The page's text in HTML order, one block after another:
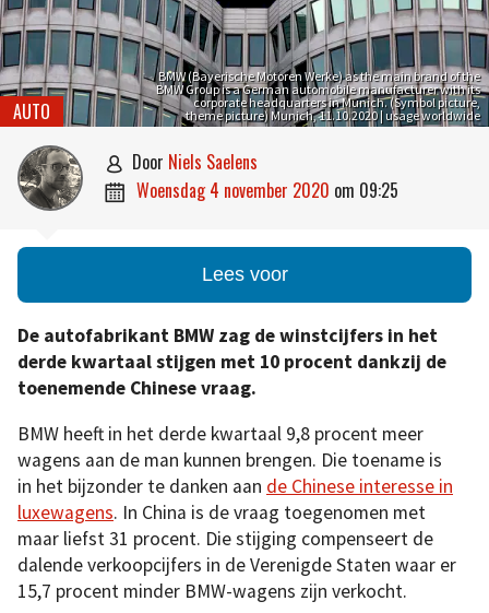
BMW (Bayerische Motoren Werke) as the main brand of the
BMW Group is a German automobile manufacturer with its
corporate headquarters in Munich. (Symbol picture,
theme picture) Munich, 11.10.2020 | usage worldwide
AUTO
 door Niels Saelens
 woensdag 4 november 2020 om 09:25
Lees voor
De autofabrikant BMW zag de winstcijfers in het
derde kwartaal stijgen met 10 procent dankzij de
toenemende Chinese vraag.
BMW heeft in het derde kwartaal 9,8 procent meer
wagens aan de man kunnen brengen. Die toename is
in het bijzonder te danken aan de Chinese interesse in
luxewagens. In China is de vraag toegenomen met
maar liefst 31 procent. Die stijging compenseert de
dalende verkoopcijfers in de Verenigde Staten waar er
15,7 procent minder BMW-wagens zijn verkocht.